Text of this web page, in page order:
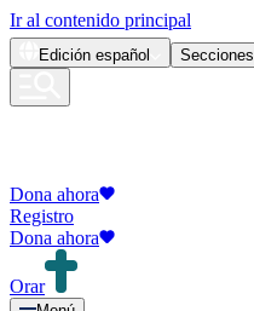
Ir al contenido principal
Edición español Secciones
Dona ahora
Registro
Dona ahora
Orar